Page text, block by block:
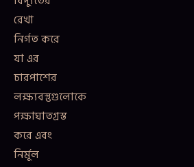
রেখা
নির্গত করে
যা এর
চারপাশের
লক্ষ্যবস্তুগুলোকে
পক্ষাঘাতগ্রস্ত
করে এবং
নির্মূল